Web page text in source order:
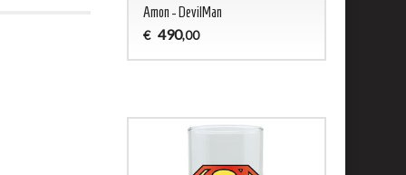
Amon - DevilMan
€ 490,00